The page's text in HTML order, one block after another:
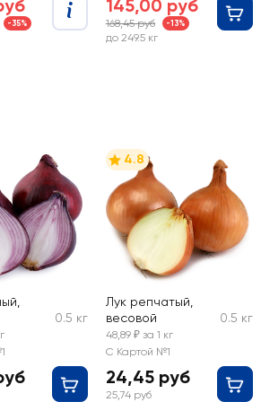
-35%
145,00 руб
168,45 руб -13%
до 249.5 кг
0.5 кг
4.8
Лук репчатый,
весовой
0.5 кг
48,89 ₽ за 1 кг
С Картой №1
24,45 руб
25,74 руб